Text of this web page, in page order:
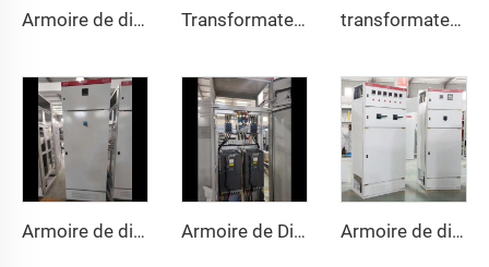
Armoire de distribution basse tension AC GGD Transformateur de distribution entièrement scellé transformateur électrique triphasé immergé dans l'huile minérale
Armoire de distribution basse tension AC GGD Armoire de Distribution Électrique Basse Tension GGD 630A-4000A, Triphasé, Conception Modulaire Armoire de distribution basse tension AC GGD